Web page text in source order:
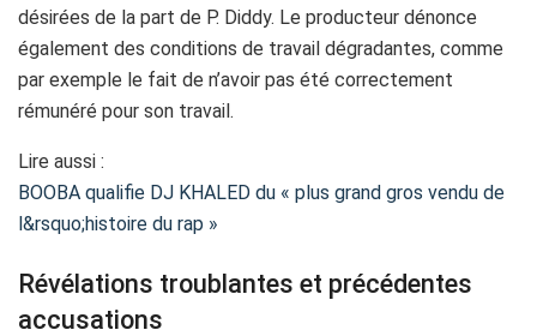
désirées de la part de P. Diddy. Le producteur dénonce
également des conditions de travail dégradantes, comme
par exemple le fait de n’avoir pas été correctement
rémunéré pour son travail.
Lire aussi :
BOOBA qualifie DJ KHALED du « plus grand gros vendu de
l&rsquo;histoire du rap »
Révélations troublantes et précédentes
accusations